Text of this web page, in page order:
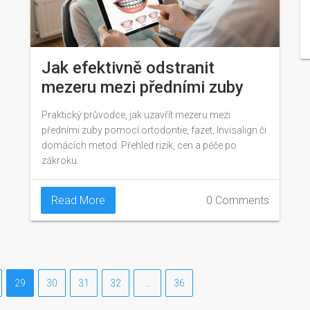
Jak efektivně odstranit
mezeru mezi předními zuby
Praktický průvodce, jak uzavřít mezeru mezi
předními zuby pomocí ortodontie, fazet, Invisalign či
domácích metod. Přehled rizik, cen a péče po
zákroku.
Read More 0 Comments
29 30 31 32 36